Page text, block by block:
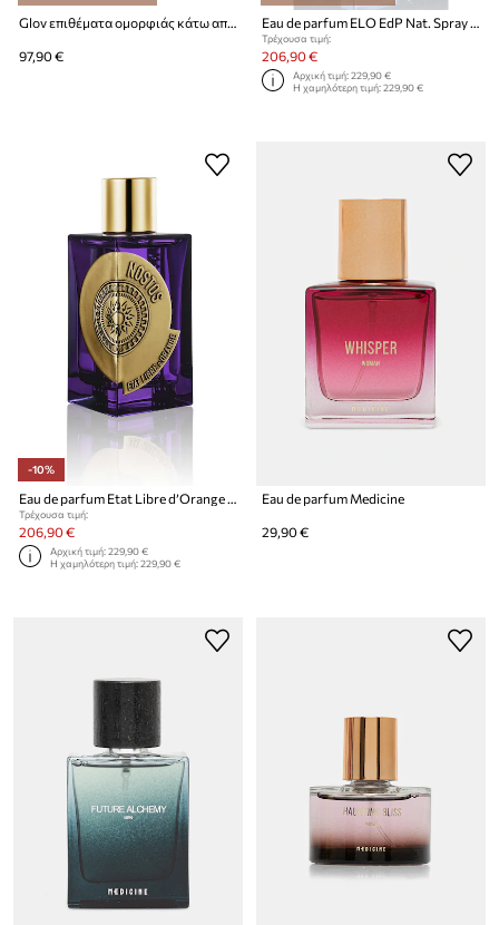
97,90 €
Τρέχουσα τιμή:
206,90 €
Αρχική τιμή:229,90 €
Η χαμηλότερη τιμή:229,90 €
-10%
Eau de parfum Etat Libre d’Orange EdP Nat. Spray 100 ml
Τρέχουσα τιμή:
206,90 €
Αρχική τιμή:229,90 €
Η χαμηλότερη τιμή:229,90 €
Eau de parfum Medicine
29,90 €